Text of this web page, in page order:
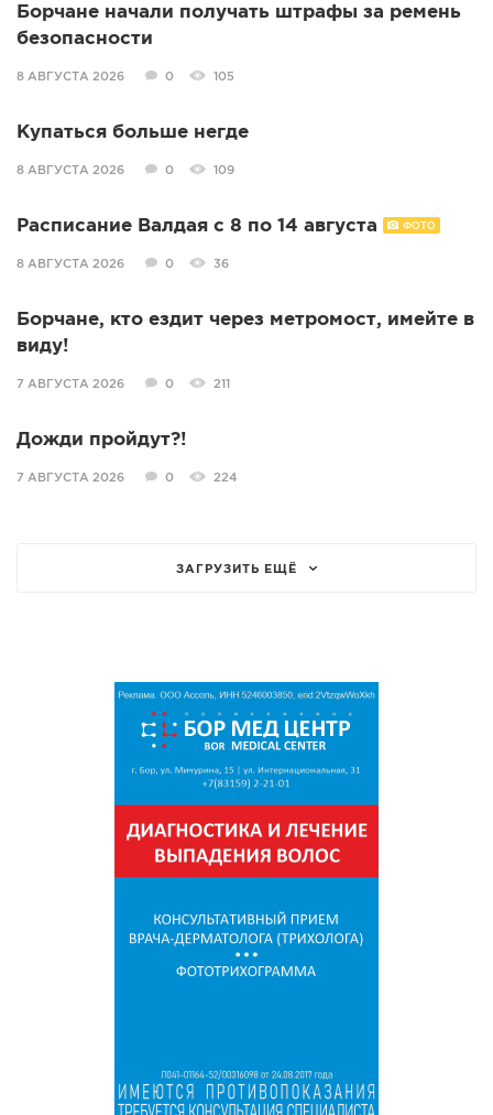
Борчане начали получать штрафы за ремень
безопасности
8 АВГУСТА 2026 0 105
Купаться больше негде
8 АВГУСТА 2026 0 109
Расписание Валдая с 8 по 14 августа ФОТО
8 АВГУСТА 2026 0 36
Борчане, кто ездит через метромост, имейте в
виду!
7 АВГУСТА 2026 0 211
Дожди пройдут?!
7 АВГУСТА 2026 0 224
ЗАГРУЗИТЬ ЕЩЁ